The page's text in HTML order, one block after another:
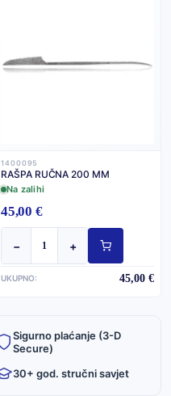
1400095
RAŠPA RUČNA 200 MM
Na zalihi
45,00 €
− +
UKUPNO: 45,00 €
Sigurno plaćanje (3-D
Secure)
30+ god. stručni savjet